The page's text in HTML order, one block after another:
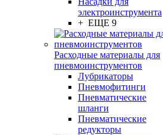
электроинструмента
+ ЕЩЕ 9
Расходные материалы для
пневмоинструментов
Лубрикаторы
Пневмофитинги
Пневматические
шланги
Пневматические
редукторы